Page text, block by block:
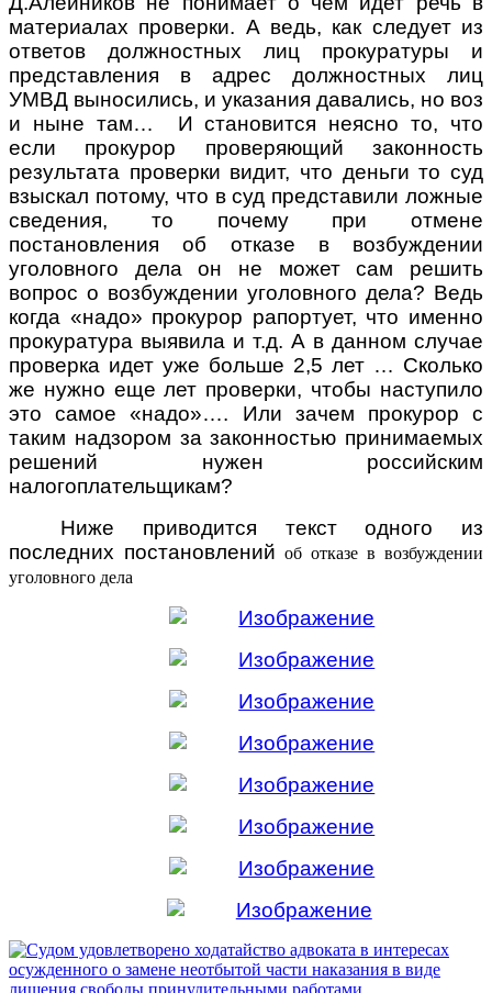
материалах проверки. А ведь, как следует из
ответов должностных лиц прокуратуры и
представления в адрес должностных лиц
УМВД выносились, и указания давались, но воз
и ныне там… И становится неясно то, что
если прокурор проверяющий законность
результата проверки видит, что деньги то суд
взыскал потому, что в суд представили ложные
сведения, то почему при отмене
постановления об отказе в возбуждении
уголовного дела он не может сам решить
вопрос о возбуждении уголовного дела? Ведь
когда «надо» прокурор рапортует, что именно
прокуратура выявила и т.д. А в данном случае
проверка идет уже больше 2,5 лет … Сколько
же нужно еще лет проверки, чтобы наступило
это самое «надо»…. Или зачем прокурор с
таким надзором за законностью принимаемых
решений нужен российским
налогоплательщикам?
Ниже приводится текст одного из
последних постановлений об отказе в возбуждении
уголовного дела